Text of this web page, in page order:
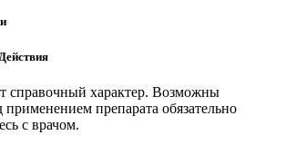
справочный характер. Возможны
препарата обязательно
с врачом.